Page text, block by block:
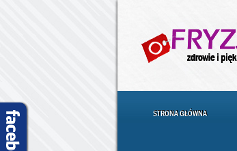
STRONA GŁÓWNA